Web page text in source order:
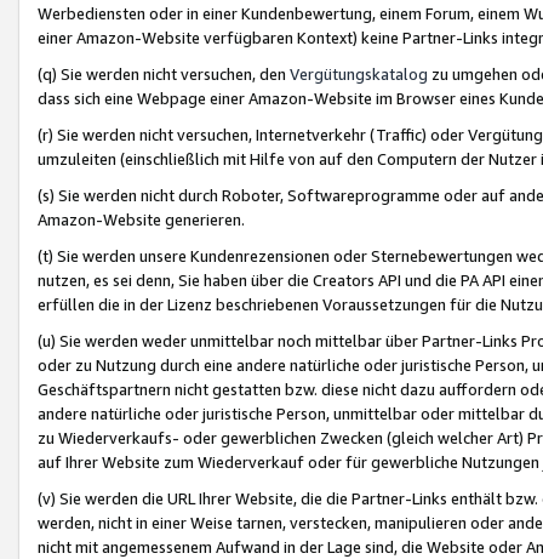
Werbediensten oder in einer Kundenbewertung, einem Forum, einem
einer Amazon-Website verfügbaren Kontext) keine Partner-Links
(q) Sie werden nicht versuchen, den Vergütungskatalog zu umgehen
dass sich eine Webpage einer Amazon-Website im Browser eines
(r) Sie werden nicht versuchen, Internetverkehr (Traffic) oder
umzuleiten (einschließlich mit Hilfe von auf den Computern der
(s) Sie werden nicht durch Roboter, Softwareprogramme oder auf
Amazon-Website generieren.
(t) Sie werden unsere Kundenrezensionen oder Sternebewertungen
nutzen, es sei denn, Sie haben über die Creators API und die PA API
erfüllen die in der Lizenz beschriebenen Voraussetzungen für die
(u) Sie werden weder unmittelbar noch mittelbar über Partner-Links
oder zu Nutzung durch eine andere natürliche oder juristische
Geschäftspartnern nicht gestatten bzw. diese nicht dazu auffordern
andere natürliche oder juristische Person, unmittelbar oder mittelbar
zu Wiederverkaufs- oder gewerblichen Zwecken (gleich welcher Art)
auf Ihrer Website zum Wiederverkauf oder für gewerbliche
(v) Sie werden die URL Ihrer Website, die die Partner-Links enthält
werden, nicht in einer Weise tarnen, verstecken, manipulieren oder
nicht mit angemessenem Aufwand in der Lage sind, die Website oder